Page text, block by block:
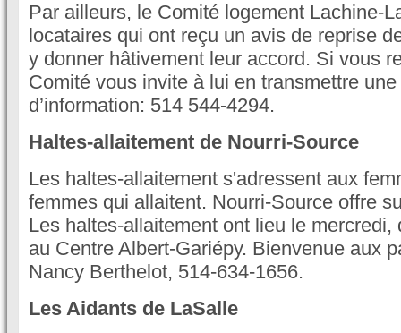
Par ailleurs, le Comité logement Lachine-
locataires qui ont reçu un avis de reprise
y donner hâtivement leur accord. Si vous
Comité vous invite à lui en transmettre
d’information: 514 544-4294.
Haltes-allaitement de Nourri-Source
Les haltes-allaitement s'adressent aux
femmes qui allaitent. Nourri-Source offre
Les haltes-allaitement ont lieu le mercredi,
au Centre Albert-Gariépy. Bienvenue aux
Nancy Berthelot, 514-634-1656.
Les Aidants de LaSalle